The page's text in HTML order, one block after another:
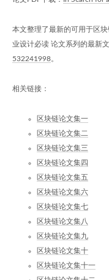
本文整理了最新的可用于区
业设计必读 论文系列的最新
532241998。
相关链接：
区块链论文集一
区块链论文集二
区块链论文集三
区块链论文集四
区块链论文集五
区块链论文集六
区块链论文集七
区块链论文集八
区块链论文集九
区块链论文集十
区块链论文集十一